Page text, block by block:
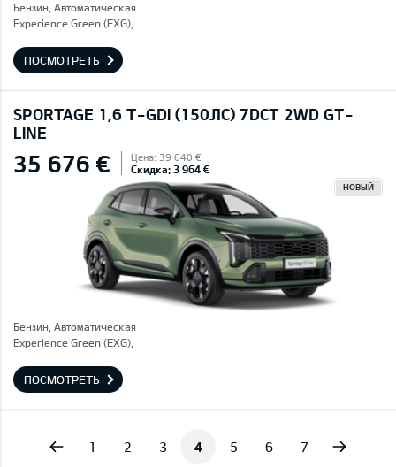
Бензин, Автоматическая
Experience Green (EXG),
ПОСМОТРЕТЬ
SPORTAGE 1,6 T-GDI (150ЛС) 7DCT 2WD GT-
LINE
35 676 € Цена: 39 640 €
Скидка: 3 964 €
НОВЫЙ
Бензин, Автоматическая
Experience Green (EXG),
ПОСМОТРЕТЬ
1 2 3 4 5 6 7